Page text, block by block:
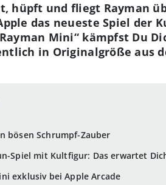
bösen Schrumpf-Zauber
Spiel mit Kultfigur: Das erwartet
exklusiv bei Apple Arcade
hüpft und fliegt Rayman
das neueste Spiel der
Mini“ kämpfst Du
in Originalgröße aus